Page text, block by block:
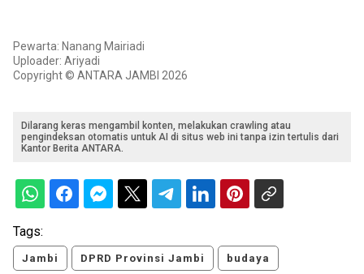
Pewarta: Nanang Mairiadi
Uploader: Ariyadi
Copyright © ANTARA JAMBI 2026
Dilarang keras mengambil konten, melakukan crawling atau
pengindeksan otomatis untuk AI di situs web ini tanpa izin tertulis dari
Kantor Berita ANTARA.
Tags:
Jambi DPRD Provinsi Jambi budaya